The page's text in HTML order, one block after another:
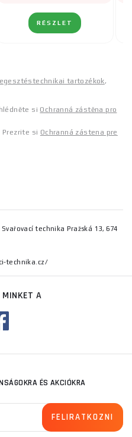
RÉSZLET
tartozékok,
si Ochranná zástěna pro
Prezrite si Ochranná zástena pre
Svařovací technika Pražská 13, 674
technika.cz/
MINKET A
ÉS AKCIÓKRA